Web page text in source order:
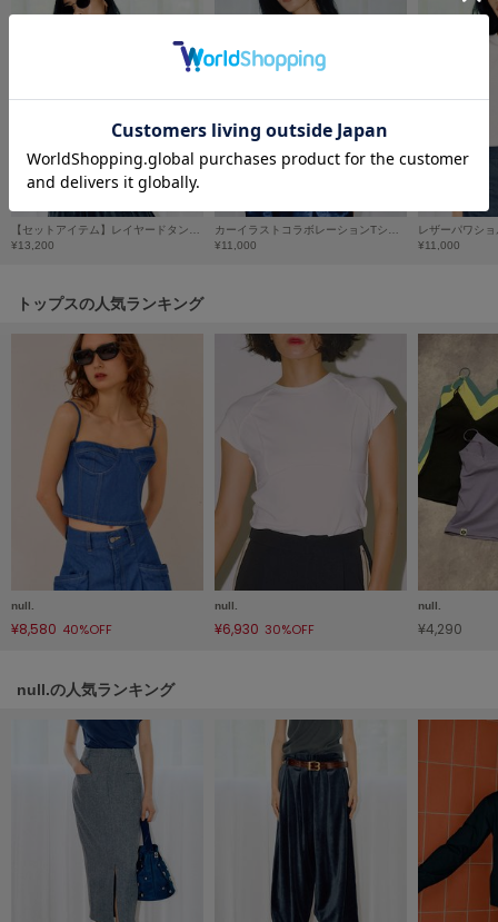
gelato pique
ジェラート ピケ
GELATO PIQUE CAT&DOG
ジェラート ピケ キャットアンドドッグ
ジェラート ピケ スリープ
GRAMICCI
グラミチ
へノン
HUNTER
ハンター
HOKA ONEONE
ホカ オネオネ
キーン
le coq sportif
ルコックスポルティフ
¥13,200
¥11,000
レザーパワシ
¥11,000
トップスの人気ランキング
null.
¥8,580 40%OFF
null.
¥6,930 30%OFF
null.
¥4,290
null.の人気ランキング